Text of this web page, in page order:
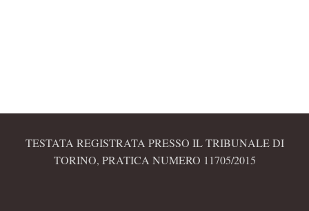
TESTATA REGISTRATA PRESSO IL TRIBUNALE DI
TORINO, PRATICA NUMERO 11705/2015